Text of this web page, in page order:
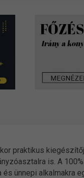
praktikus
is. A
ünnepi alkalmakra